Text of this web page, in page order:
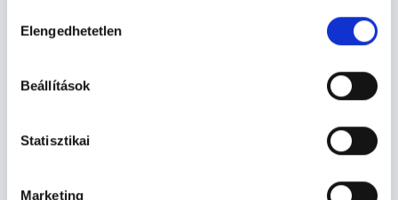
szabályzat:https://foglaljorvost.hu/info/foglaljorvost-
kiválasztása
Elengedhetetlen
Beállítások
Statisztikai
Marketing
Gyermekurológus -
Gyermekurológia